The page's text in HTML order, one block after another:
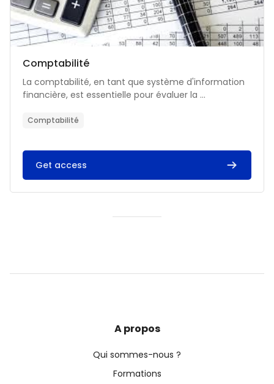
Catégorie de cours
Nom du cours
Comptabilité
Résumé du cours :
La comptabilité, en tant que système d'information
financière, est essentielle pour évaluer la ...
Comptabilité
Get access
A propos
Qui sommes-nous ?
Formations